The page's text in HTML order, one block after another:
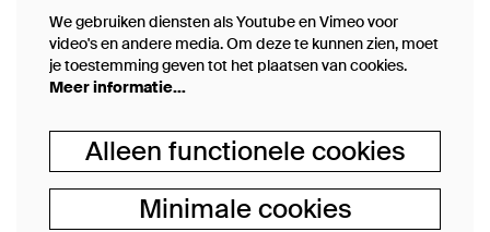
We gebruiken diensten als Youtube en Vimeo voor
video's en andere media. Om deze te kunnen zien, moet
je toestemming geven tot het plaatsen van cookies.
Meer informatie…
Alleen functionele cookies
Minimale cookies